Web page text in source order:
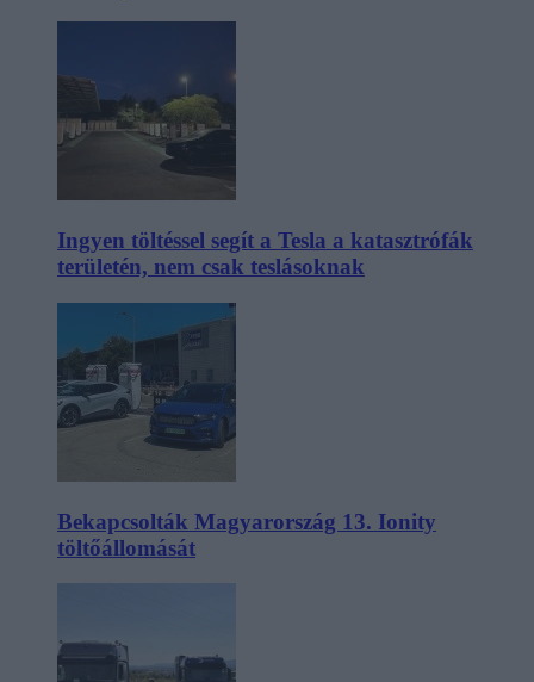
Ingyen töltéssel segít a Tesla a katasztrófák
területén, nem csak teslásoknak
Bekapcsolták Magyarország 13. Ionity
töltőállomását